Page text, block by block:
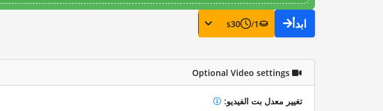
ابدأ 1
/
30
s
Optional Video settings
تغيير معدل بت الفيديو: